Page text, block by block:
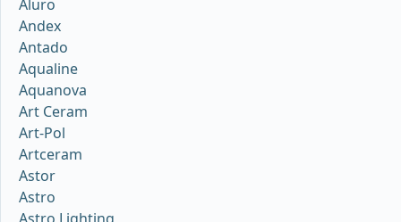
Aluro
Andex
Antado
Aqualine
Aquanova
Art Ceram
Art-Pol
Artceram
Astor
Astro